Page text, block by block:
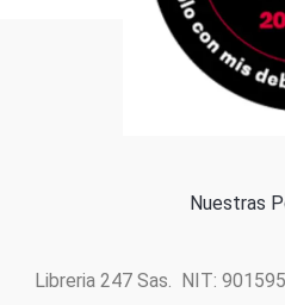
Formas
Nuestras
Libreria 247 Sas. NIT: